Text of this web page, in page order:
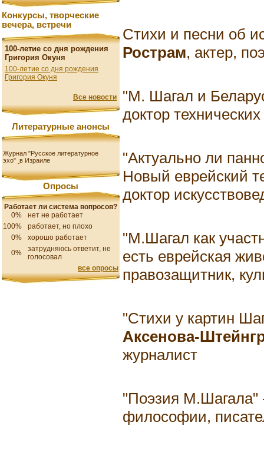
Конкурсы, творческие
вечера, встречи
100-летие со дня рождения
Григория Окуня
100-летие со дня рождения
Григория Окуня
Все новости
Литературные анонсы
Журнал "Русское литературное
эхо" в Израиле
Опросы
Работает ли система вопросов?
0%
нет не работает
100%
работает, но плохо
0%
хорошо работает
0%
затрудняюсь ответит, не
голосовал
все опросы
Стихи и песни об
Рострам, актер,
"М. Шагал и
доктор
"Актуально ли
Новый еврейский
доктор
"М.Шагал как
есть еврейская
правозащитник,
"Стихи у картин
Аксенова-
журналист
"Поэзия
философии,